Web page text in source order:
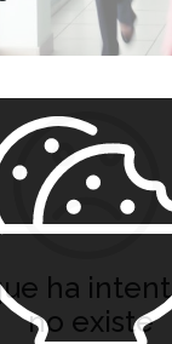
ha
no existe